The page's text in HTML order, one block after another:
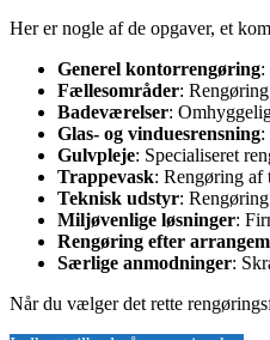
Her er nogle af de opgaver, et
Generel kontorrengøring:
Fællesområder:
Badeværelser:
Glas- og vinduesrensning:
Gulvpleje: Specialiseret
Trappevask: Rengøring af
Teknisk udstyr:
Miljøvenlige løsninger:
Rengøring efter
Særlige anmodninger:
Når du vælger det rette